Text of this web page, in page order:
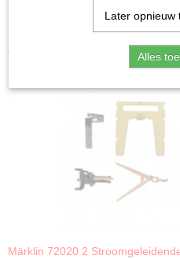
Märklin 72020 2
Later opnieuw
Alles